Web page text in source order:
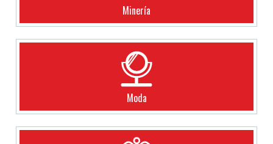
Minería
Moda